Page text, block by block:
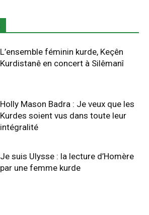
L’ensemble féminin kurde, Keçên
Kurdistanê en concert à Silêmanî
Holly Mason Badra : Je veux que les
Kurdes soient vus dans toute leur
intégralité
Je suis Ulysse : la lecture d’Homère
par une femme kurde